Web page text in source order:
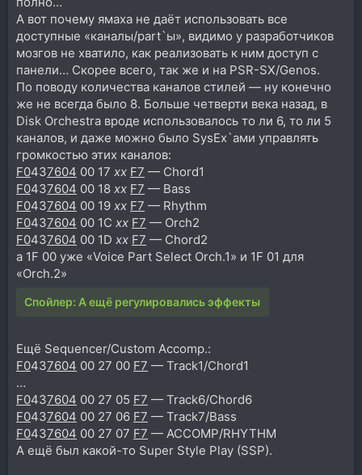
А вот почему ямаха не даёт использовать все
доступные «каналы/part`ы», видимо у разработчиков
мозгов не хватило, как реализовать к ним доступ с
панели… Скорее всего, так же и на PSR-SX/Genos.
По поводу количества каналов стилей — ну конечно
же не всегда было 8. Больше четверти века назад, в
Disk Orchestra вроде использовалось то ли 6, то ли 5
каналов, и даже можно было SysEx`ами управлять
громкостью этих каналов:
F0437604 00 17 xx F7 — Chord1
F0437604 00 18 xx F7 — Bass
F0437604 00 19 xx F7 — Rhythm
F0437604 00 1C xx F7 — Orch2
F0437604 00 1D xx F7 — Chord2
а 1F 00 уже «Voice Part Select Orch.1» и 1F 01 для
«Orch.2»
Спойлер: А ещё регулировались эффекты
Ещё Sequencer/Custom Accomp.:
F0437604 00 27 00 F7 — Track1/Chord1
…
F0437604 00 27 05 F7 — Track6/Chord6
F0437604 00 27 06 F7 — Track7/Bass
F0437604 00 27 07 F7 — ACCOMP/RHYTHM
А ещё был какой-то Super Style Play (SSP).